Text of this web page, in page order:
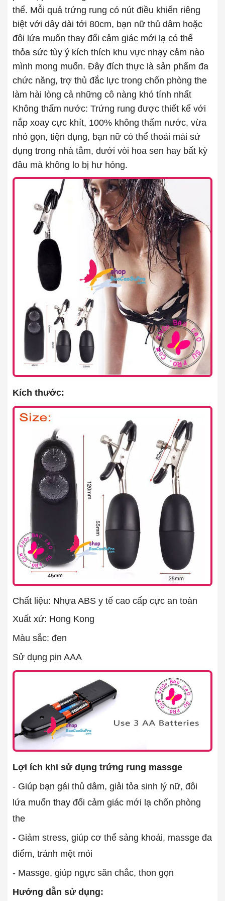
thể. Mỗi quả trứng rung có nút điều khiển riêng
biệt với dây dài tới 80cm, bạn nữ thủ dâm hoặc
đôi lứa muốn thay đổi cảm giác mới lạ có thể
thỏa sức tùy ý kích thích khu vực nhạy cảm nào
mình mong muốn. Đây đích thực là sản phẩm đa
chức năng, trợ thủ đắc lực trong chốn phòng the
làm hài lòng cả những cô nàng khó tính nhất
Không thấm nước: Trứng rung được thiết kế với
nắp xoay cực khít, 100% không thấm nước, vừa
nhỏ gọn, tiện dụng, bạn nữ có thể thoải mái sử
dụng trong nhà tắm, dưới vòi hoa sen hay bất kỳ
đâu mà không lo bị hư hỏng.
Kích thước:
Chất liệu: Nhựa ABS y tế cao cấp cực an toàn
Xuất xứ: Hong Kong
Màu sắc: đen
Sử dụng pin AAA
Lợi ích khi sử dụng trứng rung massge
- Giúp bạn gái thủ dâm, giải tỏa sinh lý nữ, đôi
lứa muốn thay đổi cảm giác mới lạ chốn phòng
the
- Giảm stress, giúp cơ thể sảng khoái, massge đa
điểm, tránh mệt mỏi
- Massge, giúp ngực săn chắc, thon gọn
Hướng dẫn sử dụng: